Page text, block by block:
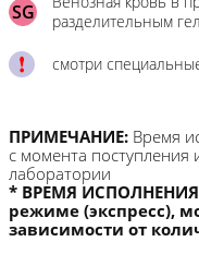
SG
разделительным
смотри
ПРИМЕЧАНИЕ: Время
с момента поступления
лаборатории
* ВРЕМЯ ИСПОЛНЕНИЯ
режиме (экспресс),
зависимости от